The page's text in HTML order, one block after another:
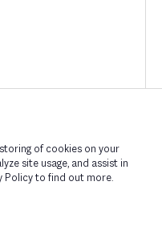
of cookies on your
site usage, and assist in
Policy to find out more.